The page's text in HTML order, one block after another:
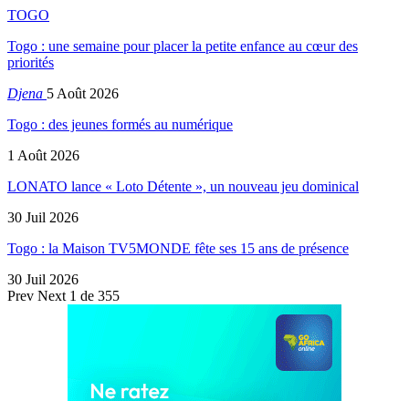
TOGO
Togo : une semaine pour placer la petite enfance au cœur des
priorités
Djena 5 Août 2026
Togo : des jeunes formés au numérique
1 Août 2026
LONATO lance « Loto Détente », un nouveau jeu dominical
30 Juil 2026
Togo : la Maison TV5MONDE fête ses 15 ans de présence
30 Juil 2026
Prev Next 1 de 355